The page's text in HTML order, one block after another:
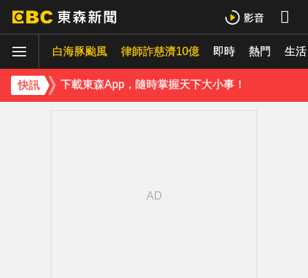
白海豚颱風 律師詐慈濟10億 即時 熱門 生活
快訊
下載東森App，隨時掌握天下大小事！